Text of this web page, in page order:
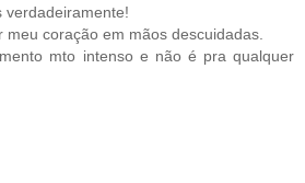
verdadeiramente!
meu coração em mãos descuidadas.
mto intenso e não é pra qualquer